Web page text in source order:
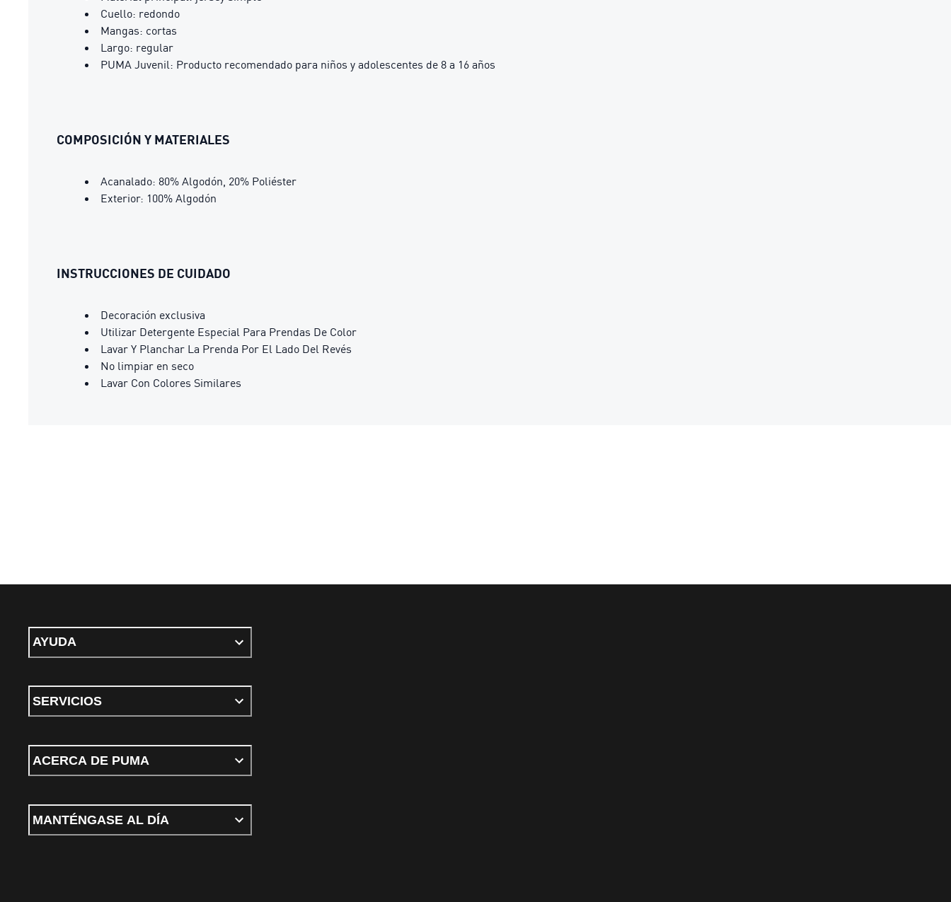
Cuello: redondo
Mangas: cortas
Largo: regular
PUMA Juvenil: Producto recomendado para niños y adolescentes de 8 a 16 años
COMPOSICIÓN Y MATERIALES
Acanalado: 80% Algodón, 20% Poliéster
Exterior: 100% Algodón
INSTRUCCIONES DE CUIDADO
Decoración exclusiva
Utilizar Detergente Especial Para Prendas De Color
Lavar Y Planchar La Prenda Por El Lado Del Revés
No limpiar en seco
Lavar Con Colores Similares
AYUDA
SERVICIOS
ACERCA DE PUMA
MANTÉNGASE AL DÍA